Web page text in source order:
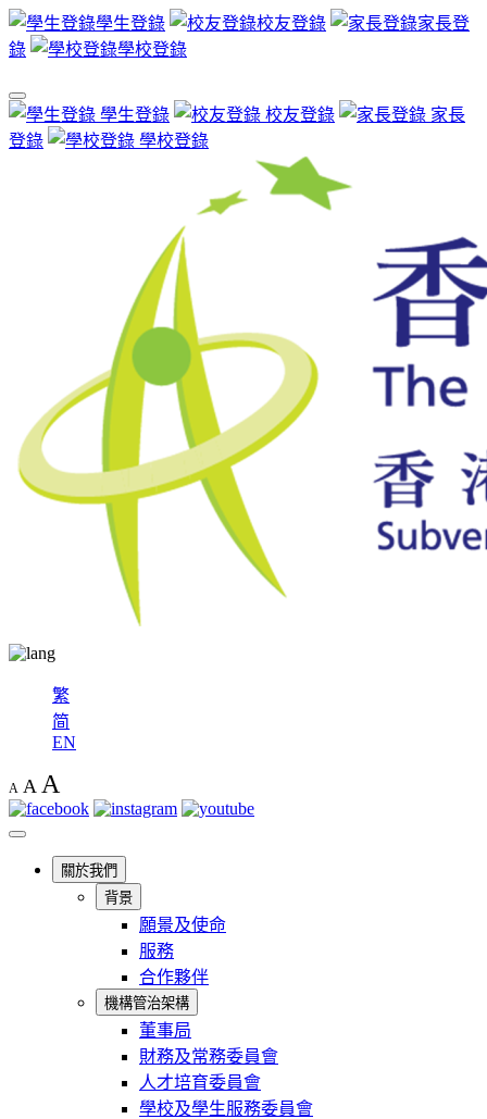
學生登錄 校友登錄
家長登
錄
學校登錄
學生登錄 校友登錄
家長
登錄
學校登錄
繁
简
EN
A A A
關於我們
背景
願景及使命
服務
合作夥伴
機構管治架構
董事局
財務及常務委員會
人才培育委員會
學校及學生服務委員會